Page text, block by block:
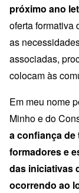
próximo ano
oferta formativa
as
associadas,
colocam às
Em meu nome
Minho e do
a confiança
formadores e
das iniciativas
ocorrendo ao